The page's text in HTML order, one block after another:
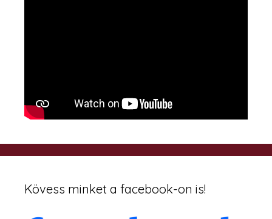
Kövess minket a facebook-on is!